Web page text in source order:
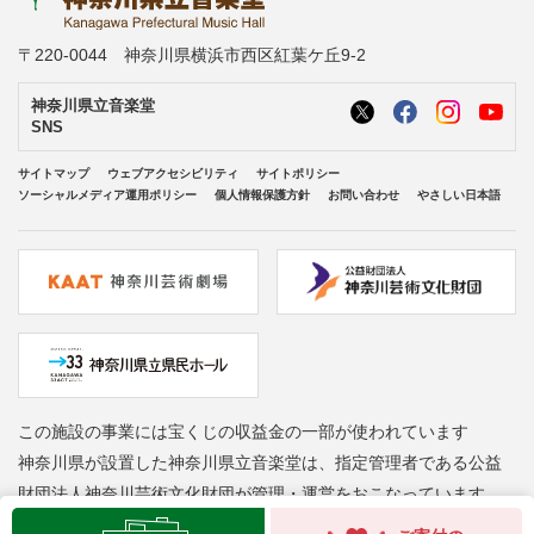
〒220-0044 神奈川県横浜市西区紅葉ケ丘9-2
神奈川県立音楽堂
SNS
サイトマップ ウェブアクセシビリティ
サイトポリシー
ソーシャルメディア運用ポリシー
個人情報保護方針 お問い合わせ やさしい日本語
この施設の事業には宝くじの収益金の一部が使われています
神奈川県が設置した神奈川県立音楽堂は、指定管理者である公益
財団法人神奈川芸術文化財団が管理・運営をおこなっています